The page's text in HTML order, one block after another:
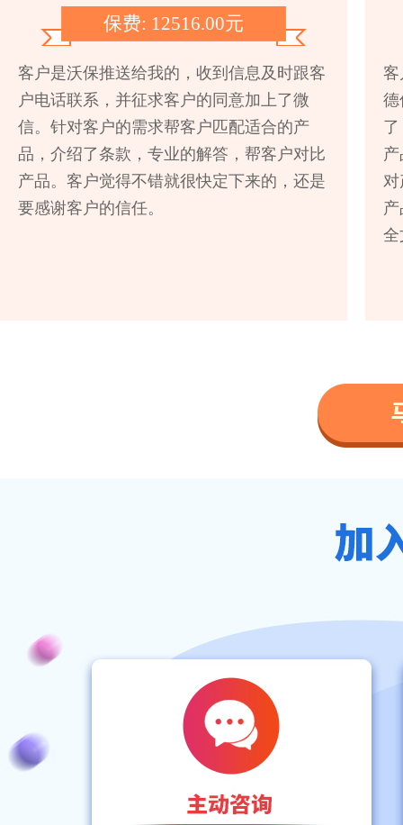
保费: 12516.00元
客户是沃保推送给我的，收到信息及时跟客
户电话联系，并征求客户的同意加上了微
信。针对客户的需求帮客户匹配适合的产
品，介绍了条款，专业的解答，帮客户对比
产品。客户觉得不错就很快定下来的，还是
要感谢客户的信任。
客
德
对
全